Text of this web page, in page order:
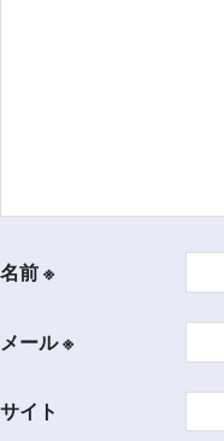
名前※
メール※
サイト